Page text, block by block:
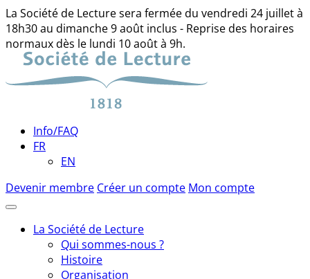
La Société de Lecture sera fermée du vendredi 24 juillet à
18h30 au dimanche 9 août inclus - Reprise des horaires
normaux dès le lundi 10 août à 9h.
Skip
content
Info/FAQ
FR
EN
Devenir membre Créer un compte Mon compte
La Société de Lecture
Qui sommes-nous ?
Histoire
Organisation